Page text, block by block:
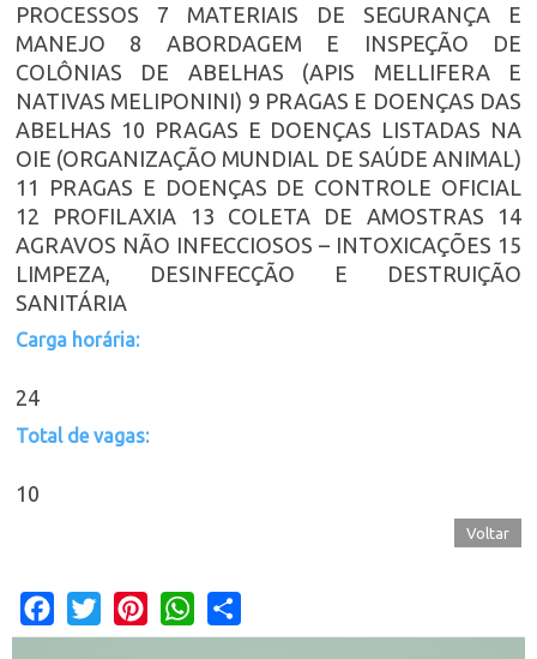
PROCESSOS 7 MATERIAIS DE SEGURANÇA E
MANEJO 8 ABORDAGEM E INSPEÇÃO DE
COLÔNIAS DE ABELHAS (APIS MELLIFERA E
NATIVAS MELIPONINI) 9 PRAGAS E DOENÇAS DAS
ABELHAS 10 PRAGAS E DOENÇAS LISTADAS NA
OIE (ORGANIZAÇÃO MUNDIAL DE SAÚDE ANIMAL)
11 PRAGAS E DOENÇAS DE CONTROLE OFICIAL
12 PROFILAXIA 13 COLETA DE AMOSTRAS 14
AGRAVOS NÃO INFECCIOSOS – INTOXICAÇÕES 15
LIMPEZA, DESINFECÇÃO E DESTRUIÇÃO
SANITÁRIA
Carga horária:
24
Total de vagas:
10
Voltar
Facebook
Twitter PinterestWhatsApp